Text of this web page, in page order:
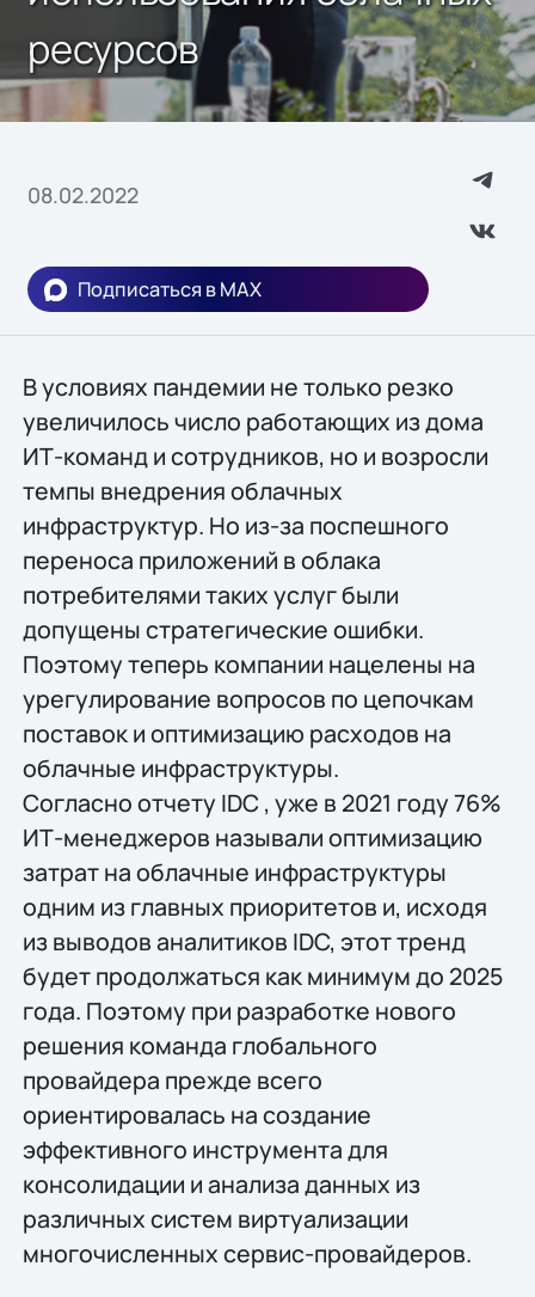
ресурсов
08.02.2022
Подписаться в MAX
В условиях пандемии не только резко
увеличилось число работающих из дома
ИТ-команд и сотрудников, но и возросли
темпы внедрения облачных
инфраструктур. Но из-за поспешного
переноса приложений в облака
потребителями таких услуг были
допущены стратегические ошибки.
Поэтому теперь компании нацелены на
урегулирование вопросов по цепочкам
поставок и оптимизацию расходов на
облачные инфраструктуры.
Согласно отчету IDC , уже в 2021 году 76%
ИТ-менеджеров называли оптимизацию
затрат на облачные инфраструктуры
одним из главных приоритетов и, исходя
из выводов аналитиков IDC, этот тренд
будет продолжаться как минимум до 2025
года. Поэтому при разработке нового
решения команда глобального
провайдера прежде всего
ориентировалась на создание
эффективного инструмента для
консолидации и анализа данных из
различных систем виртуализации
многочисленных сервис-провайдеров.